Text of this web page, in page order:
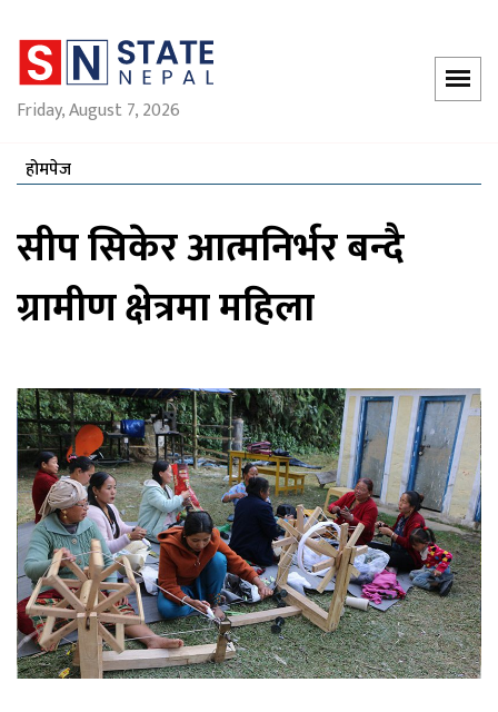
Friday, August 7, 2026
होमपेज
सीप सिकेर आत्मनिर्भर बन्दै
ग्रामीण क्षेत्रमा महिला